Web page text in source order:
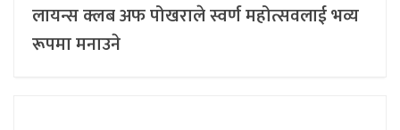
लायन्स क्लब अफ पोखराले स्वर्ण महोत्सवलाई भव्य
रूपमा मनाउने